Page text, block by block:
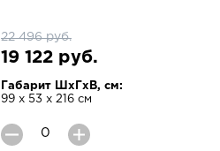
22 496 руб.
19 122 руб.
Габарит ШхГхВ, см:
99 х 53 х 216 см